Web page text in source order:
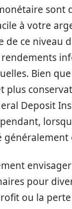
sont
à votre
de ce
Bien
plus
Deposit
pour
ou la